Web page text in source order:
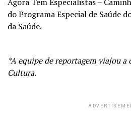
do Programa Especial de Saúde
da Saúde.
*A equipe de reportagem viajou
Cultura.